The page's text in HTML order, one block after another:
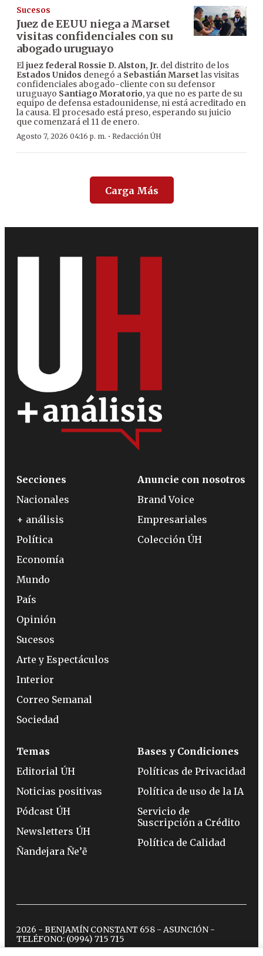
Sucesos
Juez de EEUU niega a Marset
visitas confidenciales con su
abogado uruguayo
Eljuez federal Rossie D. Alston, Jr. del distrito de los
Estados Unidos denegó a Sebastián Marset las visitas
confidenciales abogado-cliente con su defensor
uruguayo Santiago Moratorio, ya que no es parte de su
equipo de defensa estadounidense, ni está acreditado en
la causa. El procesado está preso, esperando su juicio
que comenzará el 11 de enero.
Agosto 7, 2026 04:16 p. m. · Redacción ÚH
Carga Más
Secciones
Nacionales
+ análisis
Política
Economía
Mundo
País
Opinión
Sucesos
Arte y Espectáculos
Interior
Correo Semanal
Sociedad
Anuncie con nosotros
Brand Voice
Empresariales
Colección ÚH
Temas
Editorial ÚH
Noticias positivas
Pódcast ÚH
Newsletters ÚH
Ñandejara Ñe’ẽ
Bases y Condiciones
Políticas de Privacidad
Política de uso de la IA
Servicio de
Suscripción a Crédito
Política de Calidad
2026 - BENJAMÍN CONSTANT 658 - ASUNCIÓN -
TELÉFONO: (0994) 715 715